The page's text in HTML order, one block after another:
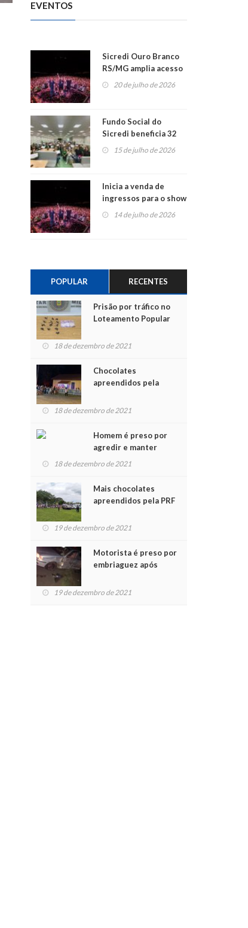
EVENTOS
Sicredi Ouro Branco
RS/MG amplia acesso
ao show dos 45 anos
20 de julho de 2026
Fundo Social do
Sicredi beneficia 32
projetos em
Montenegro
15 de julho de 2026
Inicia a venda de
ingressos para o show
do Jota Quest nos 45
14 de julho de 2026
POPULAR RECENTES
Prisão por tráfico no
Loteamento Popular
18 de dezembro de 2021
Chocolates
apreendidos pela
para crianças na
18 de dezembro de 2021
Homem é preso por
agredir e manter
mulher em cárcere
18 de dezembro de 2021
Mais chocolates
apreendidos pela PRF
crianças no Natal
19 de dezembro de 2021
Motorista é preso por
embriaguez após
feridos
19 de dezembro de 2021